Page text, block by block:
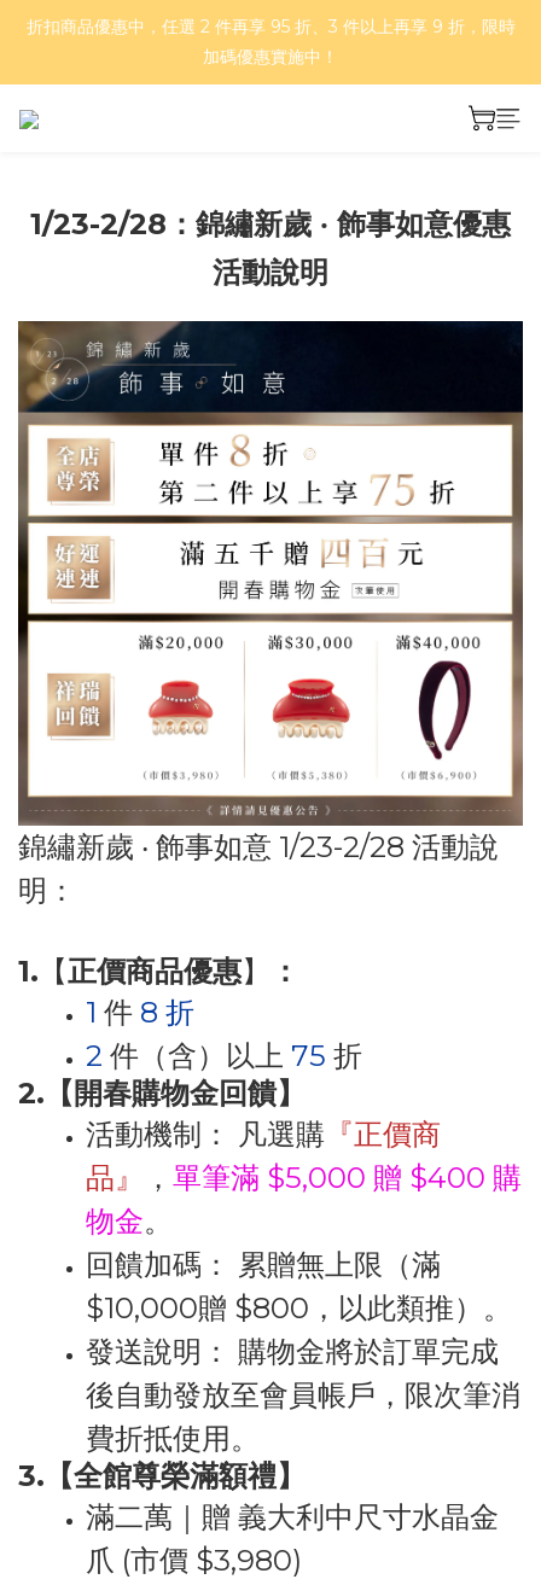
好評再延長！夏日年中慶 part II｜正價商品 8 折，滿三件享75
折，滿五件享7折！
折扣商品優惠中，任選 2 件再享 95 折、3 件以上再享 9 折，限時
加碼優惠實施中！
基本款、彩色款與金爪抓夾，任 2 件 66 折、4 件 55 折！
折，滿五件享7折！
1/23-2/28：錦繡新歲 ‧ 飾事如意優惠
活動說明
錦繡新歲 ‧ 飾事如意 1/23-2/28 活動說
明：
1. 【正價商品優惠】
：
1 件 8 折
2 件（含）以上 75 折
2.【開春購物金回饋】
活動機制：
凡選購 『正價商
品』
， 單筆滿 $5,000 贈 $400 購
物金。
回饋加碼：
累贈無上限（滿
$10,000贈 $800，以此類推）。
發送說明： 購物金將於訂單完成
後自動發放至會員帳戶，限次筆消
費折抵使用。
3.【全館尊榮滿額禮】
滿二萬｜贈 義大利中尺寸水晶金
爪 (市價 $3,980)